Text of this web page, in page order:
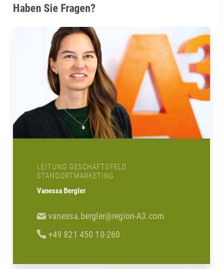
Haben Sie Fragen?
LEITUNG GESCHÄFTSFELD
STANDORTMARKETING
Vanessa Bergler
vanessa.bergler@region-A3.com
+49 821 450 10-260